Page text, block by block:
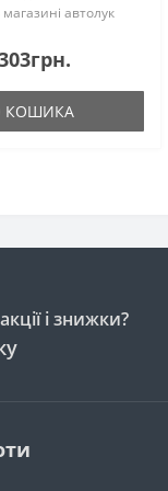
магазині автолук
Код товару
наявності ➞..
КОШИКА
і знижки?